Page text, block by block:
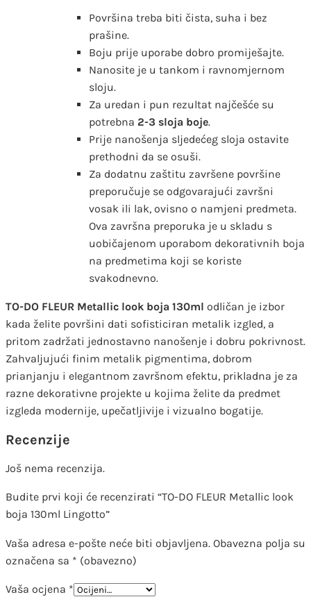
Površina treba biti čista, suha i bez
prašine.
Boju prije uporabe dobro promiješajte.
Nanosite je u tankom i ravnomjernom
sloju.
Za uredan i pun rezultat najčešće su
potrebna 2-3 sloja boje.
Prije nanošenja sljedećeg sloja ostavite
prethodni da se osuši.
Za dodatnu zaštitu završene površine
preporučuje se odgovarajući završni
vosak ili lak, ovisno o namjeni predmeta.
Ova završna preporuka je u skladu s
uobičajenom uporabom dekorativnih boja
na predmetima koji se koriste
svakodnevno.
TO-DO FLEUR Metallic look boja 130ml odličan je izbor
kada želite površini dati sofisticiran metalik izgled, a
pritom zadržati jednostavno nanošenje i dobru pokrivnost.
Zahvaljujući finim metalik pigmentima, dobrom
prianjanju i elegantnom završnom efektu, prikladna je za
razne dekorativne projekte u kojima želite da predmet
izgleda modernije, upečatljivije i vizualno bogatije.
Recenzije
Još nema recenzija.
Budite prvi koji će recenzirati “TO-DO FLEUR Metallic look
boja 130ml Lingotto”
Vaša adresa e-pošte neće biti objavljena. Obavezna polja su
označena sa * (obavezno)
Vaša ocjena *